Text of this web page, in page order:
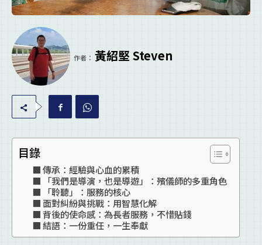
作者： 黃紹堅 Steven
目錄
傳承：經驗與心血的累積
「我們是導演，也是導遊」：殯儀師的多重角色
「聆聽」：服務的核心
面對糾紛與挑戰：用智慧化解
背後的使命感：為長者服務，不惜貼錢
結語：一份重任，一生奉獻